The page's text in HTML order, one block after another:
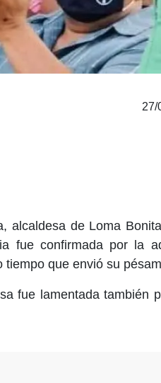
27/
alcaldesa de Loma
fue confirmada por la
tiempo que envió su
fue lamentada también